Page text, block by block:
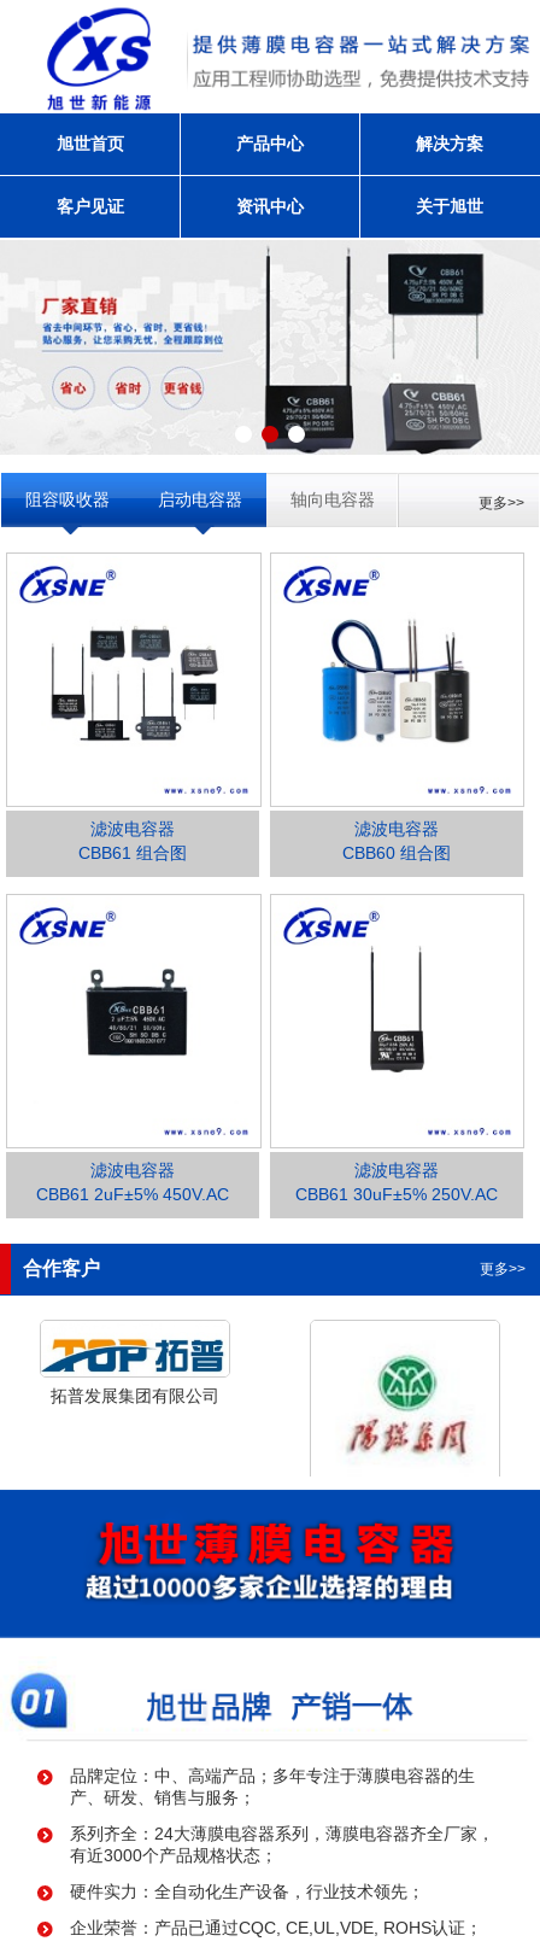
旭世首页 产品中心 解决方案
客户见证 资讯中心 关于旭世
阻容吸收器 启动电容器 轴向电容器 更多>>
滤波电容器
CBB61 组合图
滤波电容器
CBB60 组合图
滤波电容器
CBB61 2uF±5% 450V.AC
滤波电容器
CBB61 30uF±5% 250V.AC
合作客户 更多>>
拓普发展集团有限公司
山西省阳泉市阳泉煤业集团
品牌定位：中、高端产品；多年专注于薄膜电容器的生
产、研发、销售与服务；
系列齐全：24大薄膜电容器系列，薄膜电容器齐全厂家，
有近3000个产品规格状态；
硬件实力：全自动化生产设备，行业技术领先；
企业荣誉：产品已通过CQC, CE,UL,VDE, ROHS认证；